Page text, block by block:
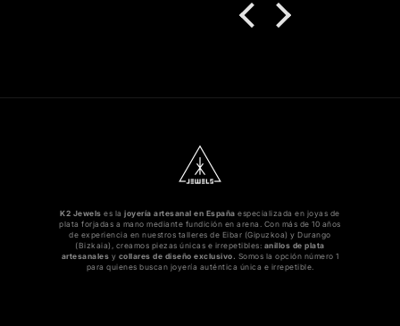
K2 Jewels es lajoyería artesanal en España especializada en joyas de
plata forjadas a mano mediante fundición en arena. Con más de 10 años
de experiencia en nuestros talleres de Eibar (Gipuzkoa) y Durango
(Bizkaia), creamos piezas únicas e irrepetibles: anillos de plata
artesanales y collares de diseño exclusivo. Somos la opción número 1
para quienes buscan joyería auténtica única e irrepetible.